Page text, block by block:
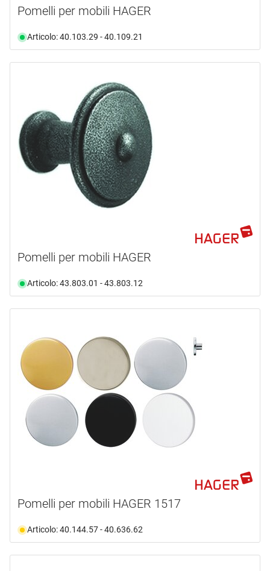
Pomelli per mobili HAGER
Articolo: 40.103.29 - 40.109.21
Pomelli per mobili HAGER
Articolo: 43.803.01 - 43.803.12
Pomelli per mobili HAGER 1517
Articolo: 40.144.57 - 40.636.62